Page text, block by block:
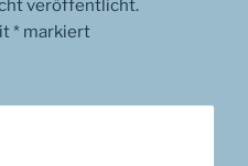
veröffentlicht.
* markiert